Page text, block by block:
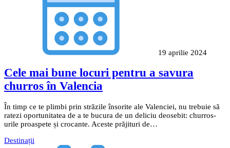
19 aprilie 2024
Cele mai bune locuri pentru a savura
churros în Valencia
În timp ce te plimbi prin străzile însorite ale Valenciei, nu trebuie să
ratezi oportunitatea de a te bucura de un deliciu deosebit: churros-
urile proaspete și crocante. Aceste prăjituri de…
Destinații